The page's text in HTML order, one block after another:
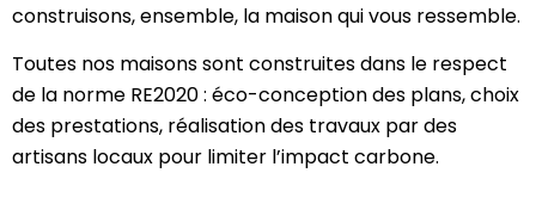
construisons, ensemble, la maison qui vous ressemble.
Toutes nos maisons sont construites dans le respect
de la norme RE2020 : éco-conception des plans, choix
des prestations, réalisation des travaux par des
artisans locaux pour limiter l’impact carbone.